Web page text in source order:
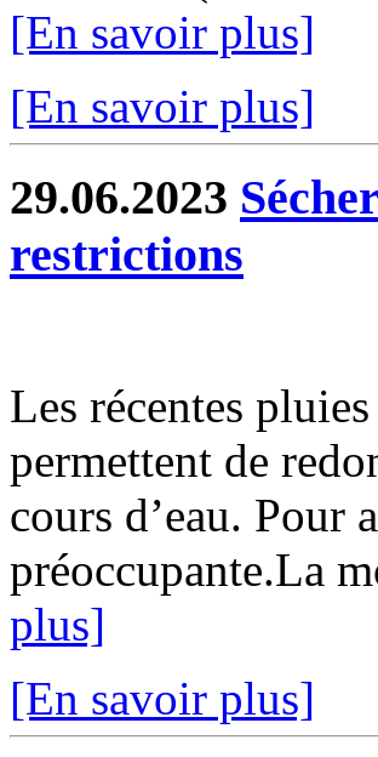
[En savoir plus]
[En savoir plus]
29.06.2023
restrictions
Les récentes
permettent de
cours d’eau. Pour
préoccupante.La
plus]
[En savoir plus]